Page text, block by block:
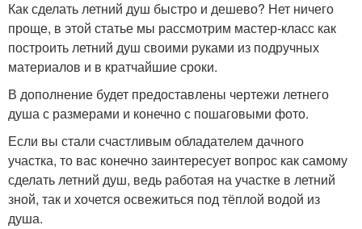
Как сделать летний душ быстро и дешево? Нет ничего
проще, в этой статье мы рассмотрим мастер-класс как
построить летний душ своими руками из подручных
материалов и в кратчайшие сроки.
В дополнение будет предоставлены чертежи летнего
душа с размерами и конечно с пошаговыми фото.
Если вы стали счастливым обладателем дачного
участка, то вас конечно заинтересует вопрос как самому
сделать летний душ, ведь работая на участке в летний
зной, так и хочется освежиться под тёплой водой из
душа.